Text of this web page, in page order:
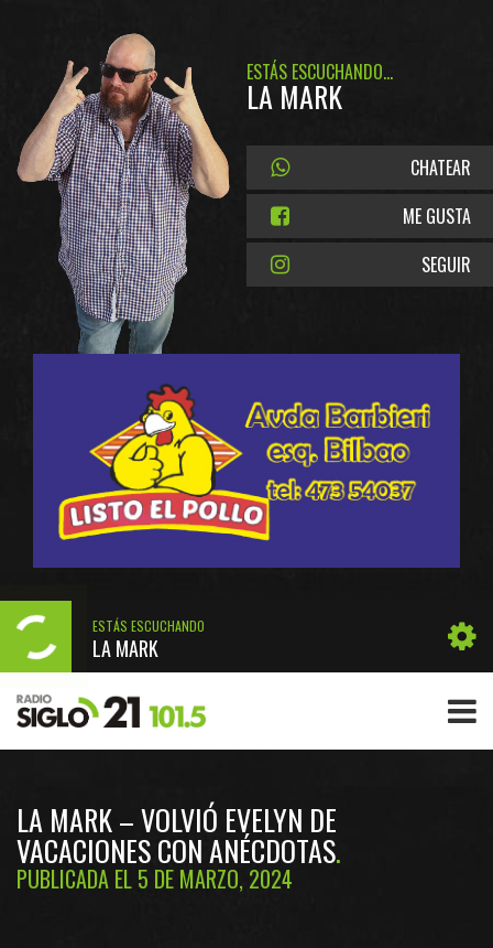
ESTÁS ESCUCHANDO...
LA MARK
CHATEAR
ME GUSTA
SEGUIR
ESTÁS ESCUCHANDO
LA MARK
LA MARK – VOLVIÓ EVELYN DE
VACACIONES CON ANÉCDOTAS
PUBLICADA EL 5 DE MARZO, 2024